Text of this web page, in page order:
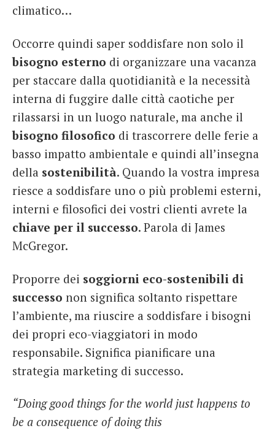
climatico…
Occorre quindi saper soddisfare non solo il
bisogno esterno di organizzare una vacanza
per staccare dalla quotidianità e la necessità
interna di fuggire dalle città caotiche per
rilassarsi in un luogo naturale, ma anche il
bisogno filosofico di trascorrere delle ferie a
basso impatto ambientale e quindi all’insegna
della sostenibilità. Quando la vostra impresa
riesce a soddisfare uno o più problemi esterni,
interni e filosofici dei vostri clienti avrete la
chiave per il successo. Parola di James
McGregor.
Proporre dei soggiorni eco-sostenibili di
successo non significa soltanto rispettare
l’ambiente, ma riuscire a soddisfare i bisogni
dei propri eco-viaggiatori in modo
responsabile. Significa pianificare una
strategia marketing di successo.
“Doing good things for the world just happens to
be a consequence of doing this